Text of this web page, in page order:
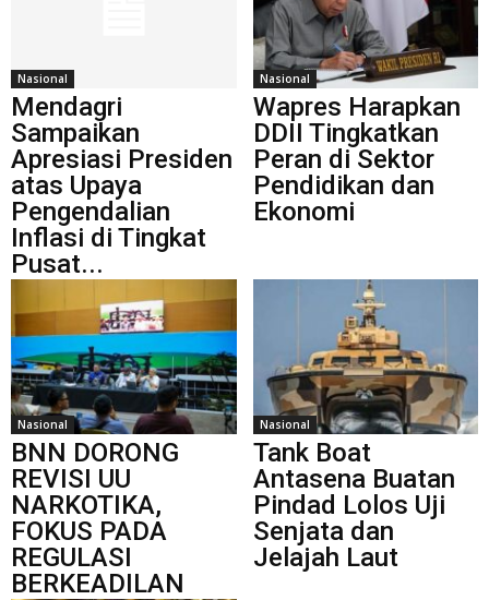
Nasional
Mendagri
Sampaikan
Apresiasi Presiden
atas Upaya
Pengendalian
Inflasi di Tingkat
Pusat...
Nasional
Wapres Harapkan
DDII Tingkatkan
Peran di Sektor
Pendidikan dan
Ekonomi
Nasional
BNN DORONG
REVISI UU
NARKOTIKA,
FOKUS PADA
REGULASI
BERKEADILAN
Nasional
Tank Boat
Antasena Buatan
Pindad Lolos Uji
Senjata dan
Jelajah Laut